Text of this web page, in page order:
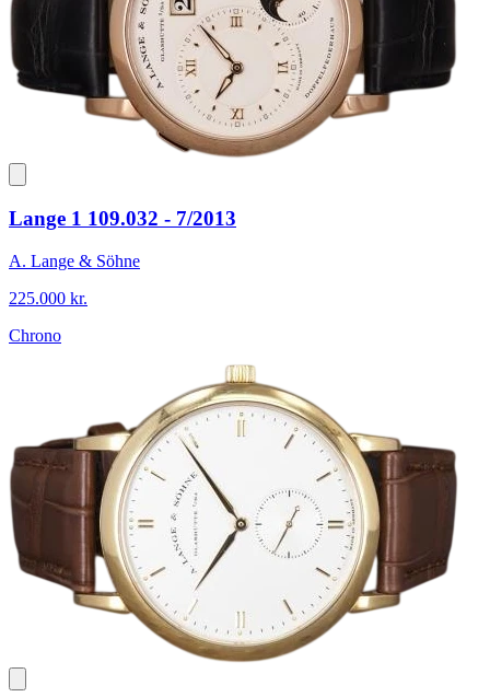
Lange 1 109.032 - 7/2013
A. Lange & Söhne
225.000 kr.
Chrono